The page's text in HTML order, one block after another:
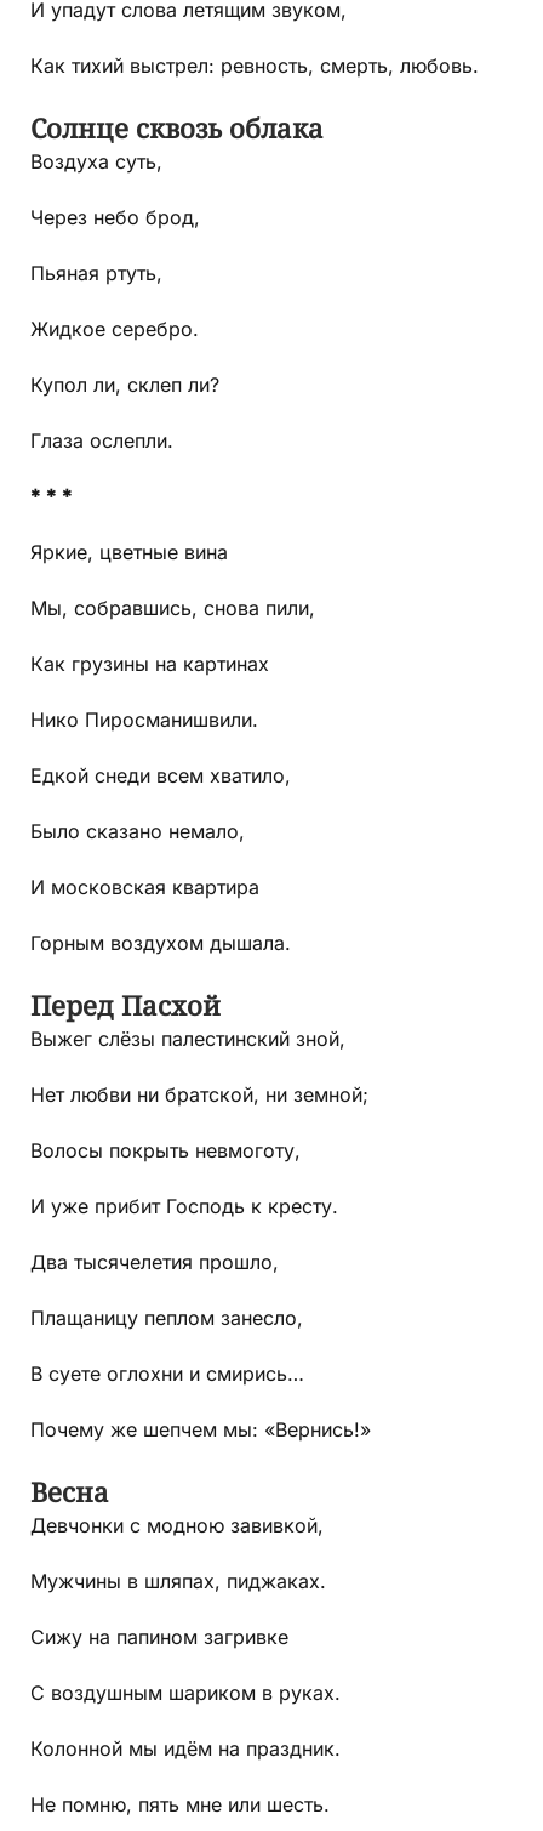
И упадут слова летящим звуком,
Как тихий выстрел: ревность, смерть, любовь.
Солнце сквозь облака
Воздуха суть,
Через небо брод,
Пьяная ртуть,
Жидкое серебро.
Купол ли, склеп ли?
Глаза ослепли.
* * *
Яркие, цветные вина
Мы, собравшись, снова пили,
Как грузины на картинах
Нико Пиросманишвили.
Едкой снеди всем хватило,
Было сказано немало,
И московская квартира
Горным воздухом дышала.
Перед Пасхой
Выжег слёзы палестинский зной,
Нет любви ни братской, ни земной;
Волосы покрыть невмоготу,
И уже прибит Господь к кресту.
Два тысячелетия прошло,
Плащаницу пеплом занесло,
В суете оглохни и смирись…
Почему же шепчем мы: «Вернись!»
Весна
Девчонки с модною завивкой,
Мужчины в шляпах, пиджаках.
Сижу на папином загривке
С воздушным шариком в руках.
Колонной мы идём на праздник.
Не помню, пять мне или шесть.